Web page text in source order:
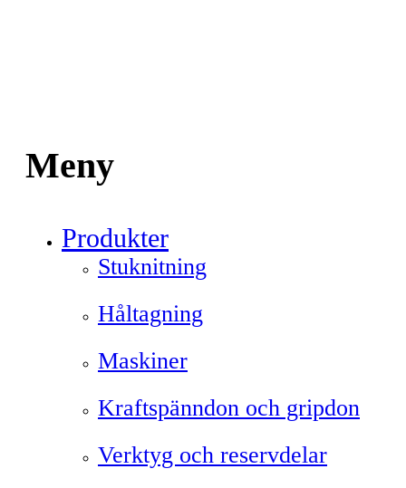
Meny
Produkter
Stuknitning
Håltagning
Maskiner
Kraftspänndon och gripdon
Verktyg och reservdelar